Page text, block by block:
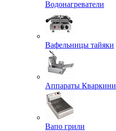
Водонагреватели
Вафельницы тайяки
Аппараты Кваркини
Вапо грили